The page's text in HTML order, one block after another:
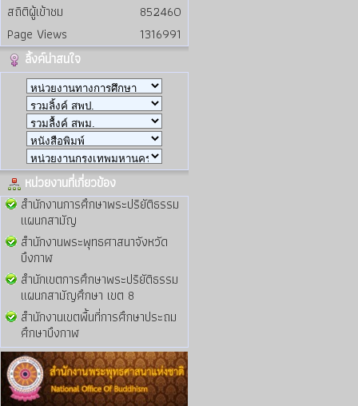
สถิติผู้เข้าชม
852460
Page Views
1316991
ลิ้งค์น่าสนใจ
หน่วยงานที่เกี่ยวข้อง
สำนักงานการศึกษาพระปริยัติธรรม
แผนกสามัญ
สำนักงานพระพุทธศาสนาจังหวัด
บึงกาฬ
สำนักเขตการศึกษาพระปริยัติธรรม
แผนกสามัญศึกษา เขต 8
สำนักงานเขตพื้นที่การศึกษาประถม
ศึกษาบึงกาฬ